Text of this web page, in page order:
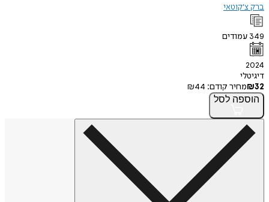
ברק צ'קוטאי
349 עמודים
2024
דיגיטלי
₪32 מחיר קודם: ₪44
הוספה לסל